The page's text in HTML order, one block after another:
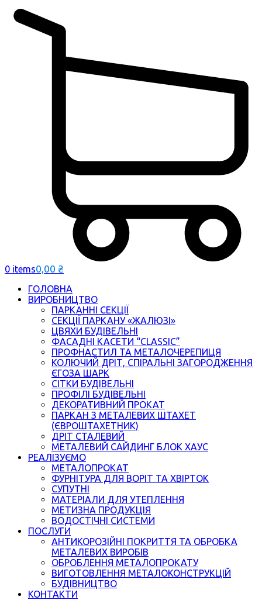
0 items0,00 ₴
ГОЛОВНА
ВИРОБНИЦТВО
ПАРКАННІ СЕКЦІЇ
СЕКЦІЇ ПАРКАНУ «ЖАЛЮЗІ»
ЦВЯХИ БУДІВЕЛЬНІ
ФАСАДНІ КАСЕТИ “CLASSIC”
ПРОФНАСТИЛ ТА МЕТАЛОЧЕРЕПИЦЯ
КОЛЮЧИЙ ДРІТ, СПІРАЛЬНІ ЗАГОРОДЖЕННЯ
ЄГОЗА ШАРК
СІТКИ БУДІВЕЛЬНІ
ПРОФІЛІ БУДІВЕЛЬНІ
ДЕКОРАТИВНИЙ ПРОКАТ
ПАРКАН З МЕТАЛЕВИХ ШТАХЕТ
(ЄВРОШТАХЕТНИК)
ДРІТ СТАЛЕВИЙ
МЕТАЛЕВИЙ САЙДИНГ БЛОК ХАУС
РЕАЛІЗУЄМО
МЕТАЛОПРОКАТ
ФУРНІТУРА ДЛЯ ВОРІТ ТА ХВІРТОК
СУПУТНІ
МАТЕРІАЛИ ДЛЯ УТЕПЛЕННЯ
МЕТИЗНА ПРОДУКЦІЯ
ВОДОСТІЧНІ СИСТЕМИ
ПОСЛУГИ
АНТИКОРОЗІЙНІ ПОКРИТТЯ ТА ОБРОБКА
МЕТАЛЕВИХ ВИРОБІВ
ОБРОБЛЕННЯ МЕТАЛОПРОКАТУ
ВИГОТОВЛЕННЯ МЕТАЛОКОНСТРУКЦІЙ
БУДІВНИЦТВО
КОНТАКТИ